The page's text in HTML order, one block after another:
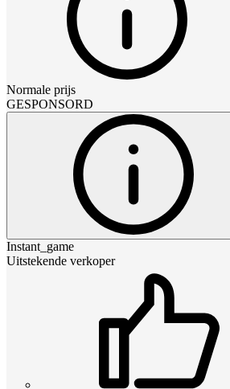
Normale prijs
GESPONSORD
Instant_game
Uitstekende verkoper